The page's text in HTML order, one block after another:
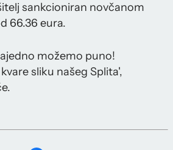
sankcioniran novčanom
66.36 eura.
možemo puno!
sliku našeg Splita',